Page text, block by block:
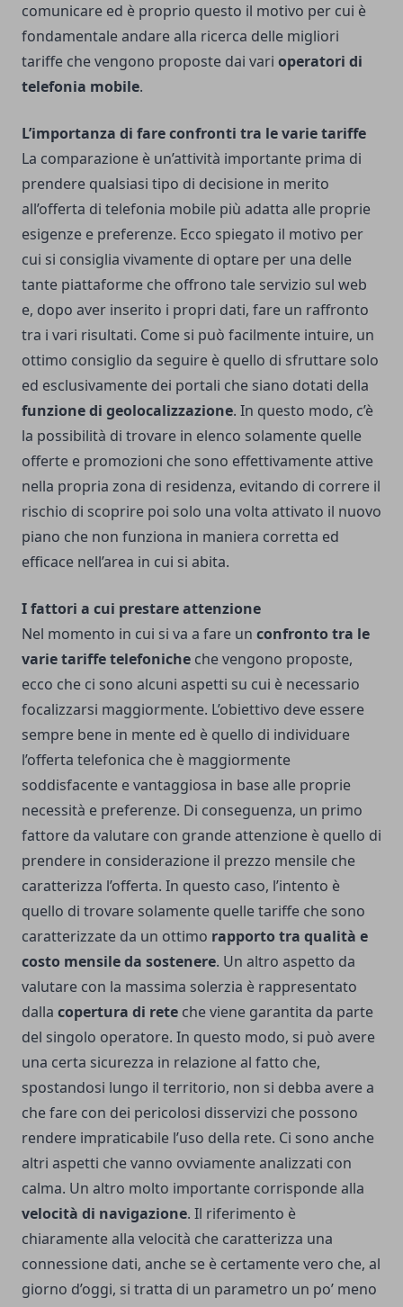
comunicare ed è proprio questo il motivo per cui è
fondamentale andare alla ricerca delle migliori
tariffe che vengono proposte dai vari operatori di
telefonia mobile.
L’importanza di fare confronti tra le varie tariffe
La comparazione è un’attività importante prima di
prendere qualsiasi tipo di decisione in merito
all’offerta di telefonia mobile più adatta alle proprie
esigenze e preferenze. Ecco spiegato il motivo per
cui si consiglia vivamente di optare per una delle
tante piattaforme che offrono tale servizio sul web
e, dopo aver inserito i propri dati, fare un raffronto
tra i vari risultati. Come si può facilmente intuire, un
ottimo consiglio da seguire è quello di sfruttare solo
ed esclusivamente dei portali che siano dotati della
funzione di geolocalizzazione. In questo modo, c’è
la possibilità di trovare in elenco solamente quelle
offerte e promozioni che sono effettivamente attive
nella propria zona di residenza, evitando di correre il
rischio di scoprire poi solo una volta attivato il nuovo
piano che non funziona in maniera corretta ed
efficace nell’area in cui si abita.
I fattori a cui prestare attenzione
Nel momento in cui si va a fare un confronto tra le
varie tariffe telefoniche che vengono proposte,
ecco che ci sono alcuni aspetti su cui è necessario
focalizzarsi maggiormente. L’obiettivo deve essere
sempre bene in mente ed è quello di individuare
l’offerta telefonica che è maggiormente
soddisfacente e vantaggiosa in base alle proprie
necessità e preferenze. Di conseguenza, un primo
fattore da valutare con grande attenzione è quello di
prendere in considerazione il prezzo mensile che
caratterizza l’offerta. In questo caso, l’intento è
quello di trovare solamente quelle tariffe che sono
caratterizzate da un ottimo rapporto tra qualità e
costo mensile da sostenere. Un altro aspetto da
valutare con la massima solerzia è rappresentato
dalla copertura di rete che viene garantita da parte
del singolo operatore. In questo modo, si può avere
una certa sicurezza in relazione al fatto che,
spostandosi lungo il territorio, non si debba avere a
che fare con dei pericolosi disservizi che possono
rendere impraticabile l’uso della rete. Ci sono anche
altri aspetti che vanno ovviamente analizzati con
calma. Un altro molto importante corrisponde alla
velocità di navigazione. Il riferimento è
chiaramente alla velocità che caratterizza una
connessione dati, anche se è certamente vero che, al
giorno d’oggi, si tratta di un parametro un po’ meno